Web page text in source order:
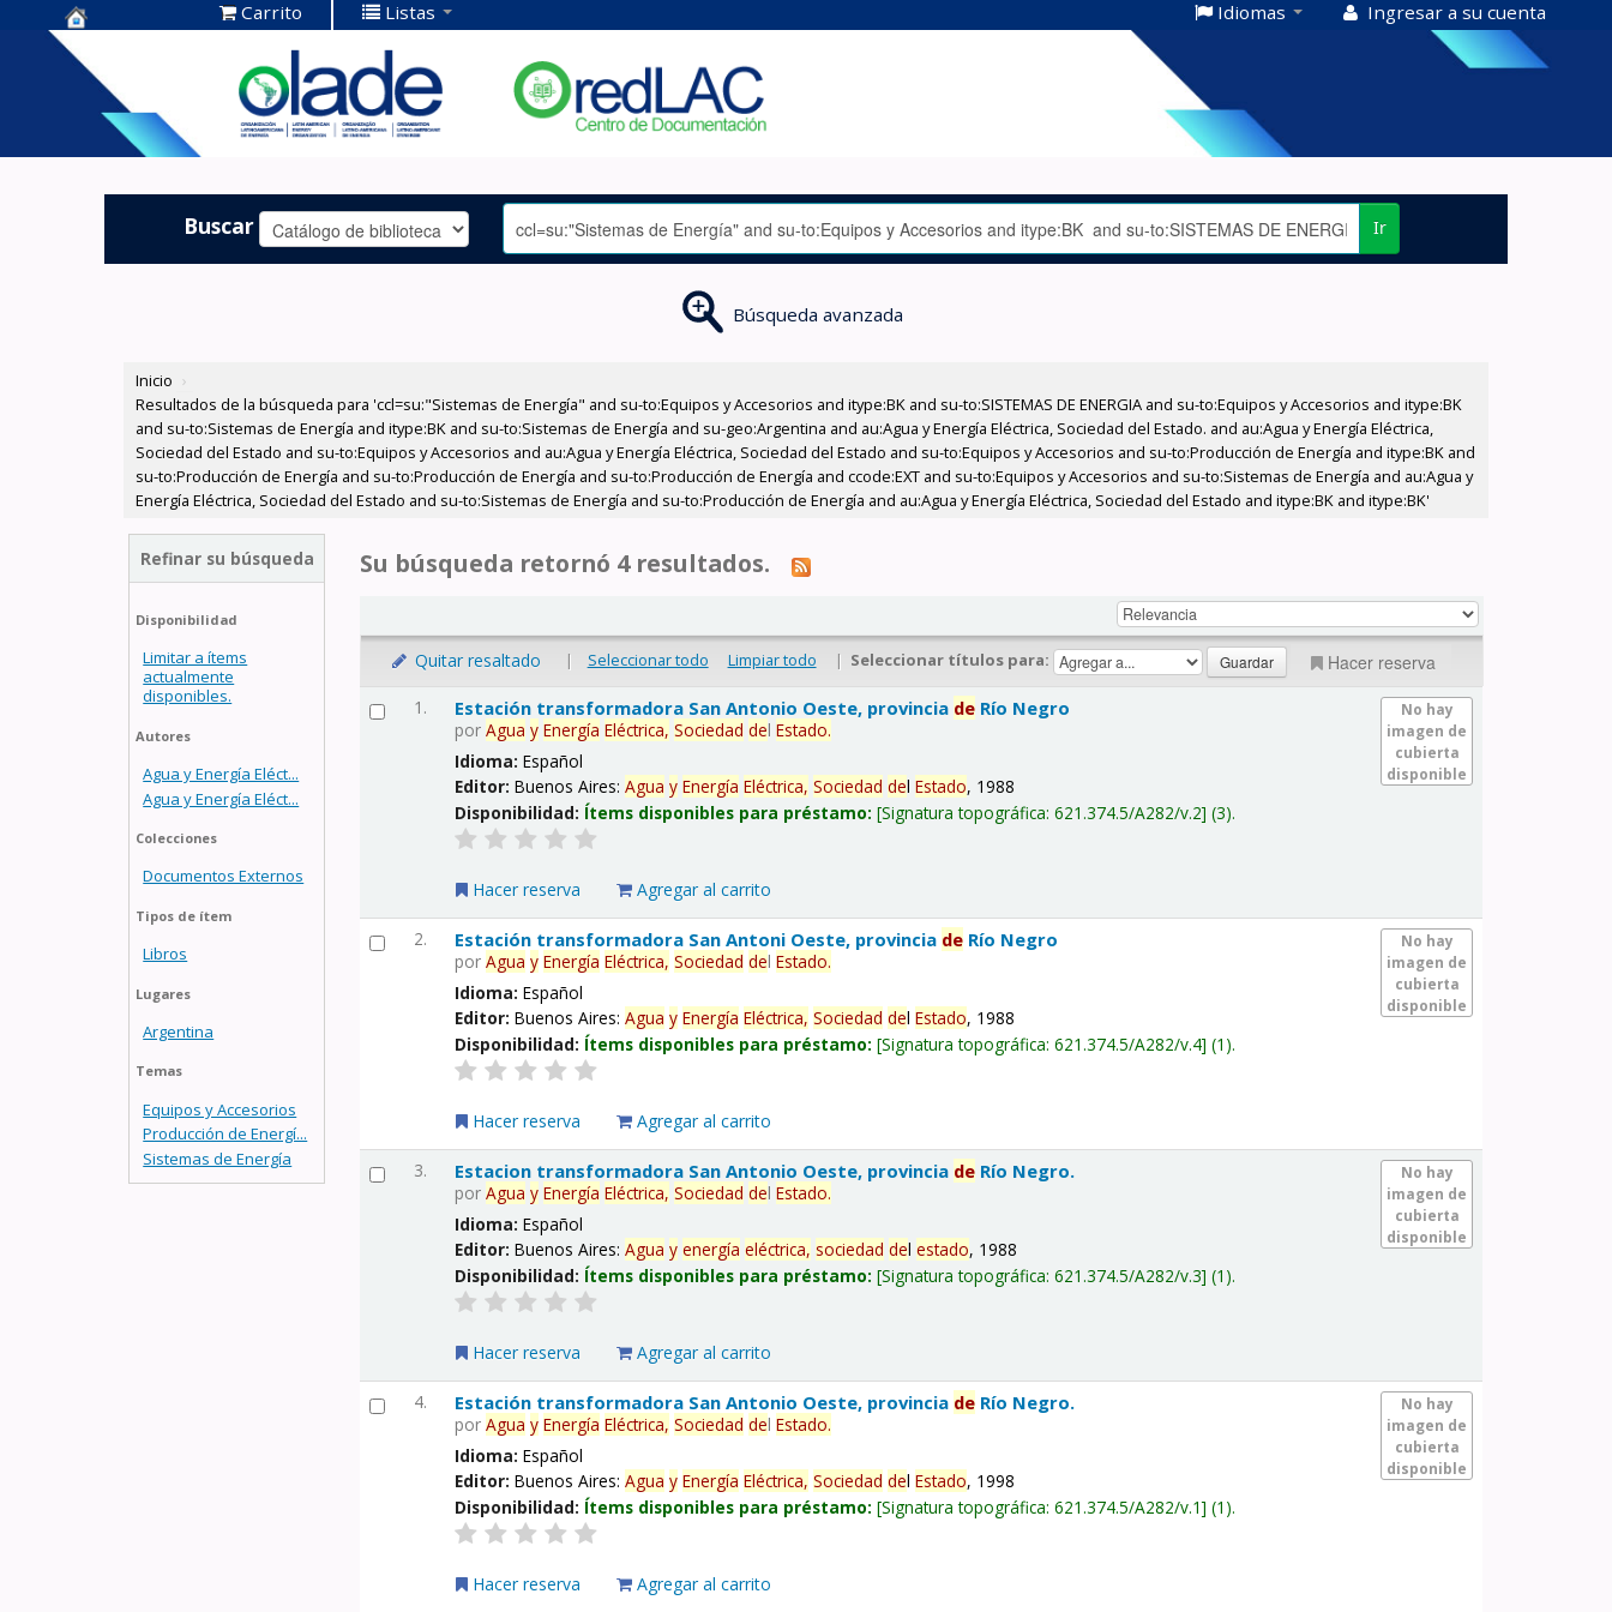
Centro de
Documentación
OLADE -
Carrito Listas Idiomas Ingresar a su cuenta
Buscar Ir
Búsqueda avanzada
Inicio ›
Resultados de la búsqueda para 'ccl=su:"Sistemas de Energía" and su-to:Equipos y Accesorios and itype:BK and su-to:SISTEMAS DE ENERGIA and su-to:Equipos y Accesorios and itype:BK
and su-to:Sistemas de Energía and itype:BK and su-to:Sistemas de Energía and su-geo:Argentina and au:Agua y Energía Eléctrica, Sociedad del Estado. and au:Agua y Energía Eléctrica,
Sociedad del Estado and su-to:Equipos y Accesorios and au:Agua y Energía Eléctrica, Sociedad del Estado and su-to:Equipos y Accesorios and su-to:Producción de Energía and itype:BK and
su-to:Producción de Energía and su-to:Producción de Energía and su-to:Producción de Energía and ccode:EXT and su-to:Equipos y Accesorios and su-to:Sistemas de Energía and au:Agua y
Energía Eléctrica, Sociedad del Estado and su-to:Sistemas de Energía and su-to:Producción de Energía and au:Agua y Energía Eléctrica, Sociedad del Estado and itype:BK and itype:BK'
Refinar su búsqueda
Disponibilidad
Limitar a ítems
actualmente
disponibles.
Autores
Agua y Energía Eléct...
Agua y Energía Eléct...
Colecciones
Documentos Externos
Tipos de ítem
Libros
Lugares
Argentina
Temas
Equipos y Accesorios
Producción de Energí...
Sistemas de Energía
Su búsqueda retornó 4 resultados.
Quitar resaltado | Seleccionar todo Limpiar todo | Seleccionar títulos para: Hacer reserva
1.
No hay
imagen de
cubierta
disponible
Estación transformadora San Antonio Oeste, provincia de Río Negro
porAgua y Energía Eléctrica, Sociedad delEstado.
Idioma:Español
Editor:Buenos Aires:Agua y Energía Eléctrica, Sociedad delEstado, 1988
Disponibilidad: Ítems disponibles para préstamo: Signatura topográfica:621.374.5/A282/v.2 (3).
Hacer reserva Agregar al carrito
2.
No hay
imagen de
cubierta
disponible
Estación transformadora San Antoni Oeste, provincia de Río Negro
porAgua y Energía Eléctrica, Sociedad delEstado.
Idioma:Español
Editor:Buenos Aires:Agua y Energía Eléctrica, Sociedad delEstado, 1988
Disponibilidad: Ítems disponibles para préstamo: Signatura topográfica:621.374.5/A282/v.4 (1).
Hacer reserva Agregar al carrito
3.
No hay
imagen de
cubierta
disponible
Estacion transformadora San Antonio Oeste, provincia de Río Negro.
porAgua y Energía Eléctrica, Sociedad delEstado.
Idioma:Español
Editor:Buenos Aires:Agua y energía eléctrica, sociedad delestado, 1988
Disponibilidad: Ítems disponibles para préstamo: Signatura topográfica:621.374.5/A282/v.3 (1).
Hacer reserva Agregar al carrito
4.
No hay
imagen de
cubierta
disponible
Estación transformadora San Antonio Oeste, provincia de Río Negro.
porAgua y Energía Eléctrica, Sociedad delEstado.
Idioma:Español
Editor:Buenos Aires:Agua y Energía Eléctrica, Sociedad delEstado, 1998
Disponibilidad: Ítems disponibles para préstamo: Signatura topográfica:621.374.5/A282/v.1 (1).
Hacer reserva Agregar al carrito